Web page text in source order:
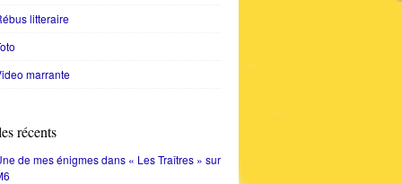
litteraire
marrante
récents
de mes énigmes dans « Les Traîtres » sur